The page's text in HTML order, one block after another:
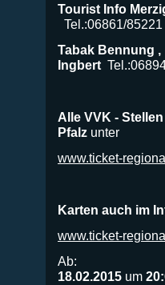
Tourist Info
Tel.:06861/85221
Tabak Bennung ,
Ingbert
Alle VVK -
Pfalz unter
www.ticket-
Karten auch im
www.ticket-
Ab:
18.02.2015 um